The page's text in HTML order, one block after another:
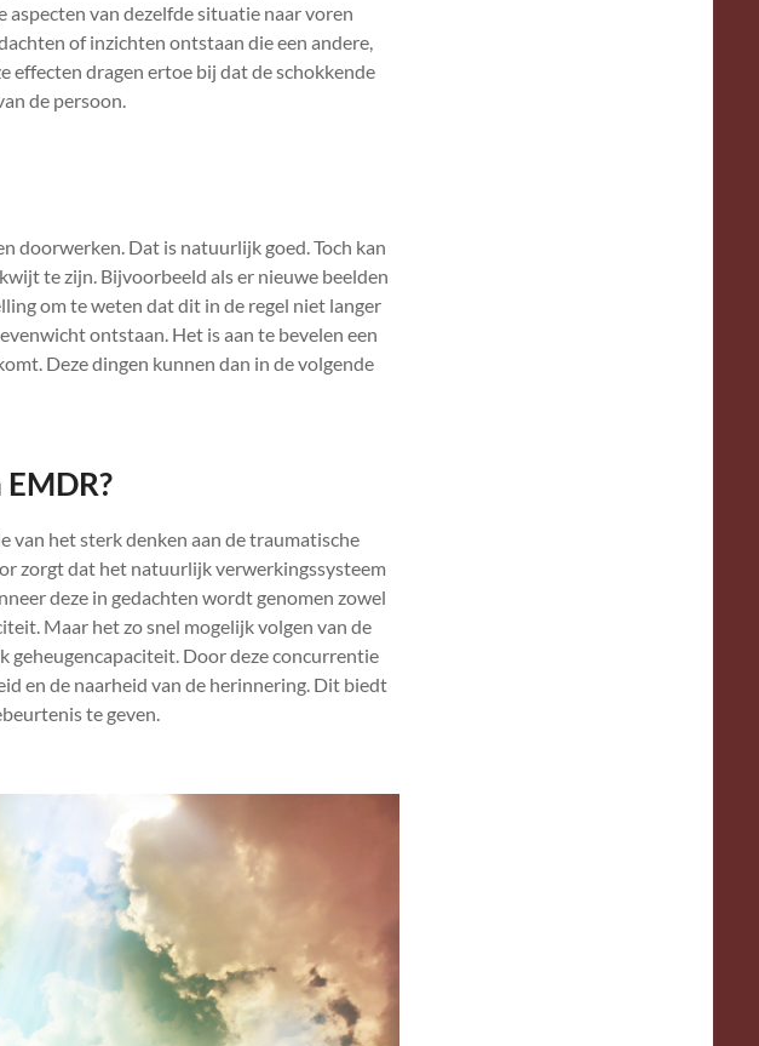
van dezelfde situatie naar voren
of inzichten ontstaan die een andere,
effecten dragen ertoe bij dat de schokkende
de persoon.
doorwerken. Dat is natuurlijk goed. Toch kan
te zijn. Bijvoorbeeld als er nieuwe beelden
om te weten dat dit in de regel niet langer
ontstaan. Het is aan te bevelen een
Deze dingen kunnen dan in de volgende
van het sterk denken aan de traumatische
zorgt dat het natuurlijk verwerkingssysteem
deze in gedachten wordt genomen zowel
Maar het zo snel mogelijk volgen van de
geheugencapaciteit. Door deze concurrentie
en de naarheid van de herinnering. Dit biedt
te geven.